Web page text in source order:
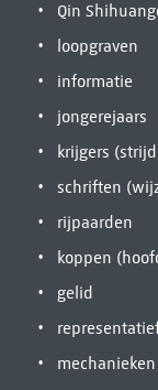
Qin
loopgraven
informatie
jongerejaars
krijgers
schriften
rijpaarden
koppen
gelid
mechanieken